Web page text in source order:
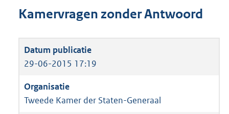
Kamervragen zonder Antwoord
29-06-2015 17:19
Tweede Kamer der Staten-Generaal